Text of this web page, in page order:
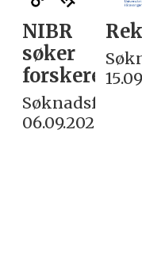
NIBR
søker
forskere
Søknadsfrist:
06.09.2026